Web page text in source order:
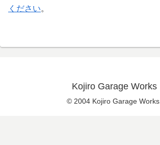
ください。
Kojiro Garage Works
© 2004 Kojiro Garage Works.